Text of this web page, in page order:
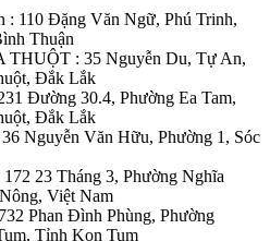
: 110 Đặng Văn Ngữ, Phú Trinh,
Thuận
: 35 Nguyễn Du, Tự An,
Đắk Lắk
Đường 30.4, Phường Ea Tam,
Đắk Lắk
Nguyễn Văn Hữu, Phường 1, Sóc
23 Tháng 3, Phường Nghĩa
Việt Nam
Phan Đình Phùng, Phường
Tỉnh Kon Tum